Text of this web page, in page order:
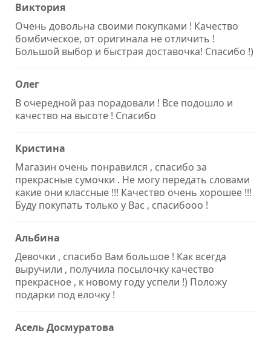
Виктория
Очень довольна своими покупками ! Качество
бомбическое, от оригинала не отличить !
Большой выбор и быстрая доставочка! Спасибо !)
Олег
В очередной раз порадовали ! Все подошло и
качество на высоте ! Спасибо
Кристина
Магазин очень понравился , спасибо за
прекрасные сумочки . Не могу передать словами
какие они классные !!! Качество очень хорошее !!!
Буду покупать только у Вас , спасибооо !
Альбина
Девочки , спасибо Вам большое ! Как всегда
выручили , получила посылочку качество
прекрасное , к новому году успели !) Положу
подарки под елочку !
Асель Досмуратова